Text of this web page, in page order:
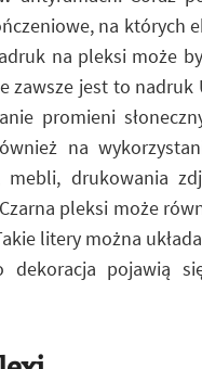
na których
na pleksi może
zawsze jest to nadruk
promieni
na
drukowania
pleksi może
litery można
dekoracja pojawią